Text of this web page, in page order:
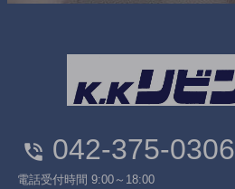
042-375-0306
電話受付時間 9:00～18:00